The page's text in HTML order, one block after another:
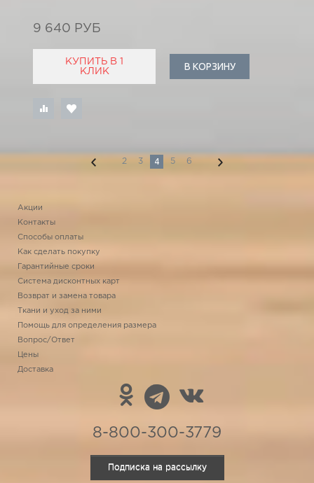
9 640 РУБ
КУПИТЬ В 1
КЛИК
В КОРЗИНУ
2 3 4 5 6
Акции
Контакты
Способы оплаты
Как сделать покупку
Гарантийные сроки
Система дисконтных карт
Возврат и замена товара
Ткани и уход за ними
Помощь для определения размера
Вопрос/Ответ
Цены
Доставка
8-800-300-3779
Подписка на рассылку